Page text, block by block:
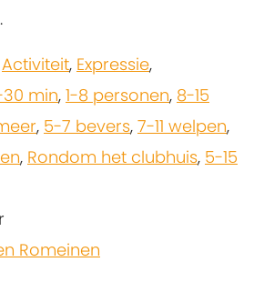
Activiteit, Expressie,
30 min, 1-8 personen, 8-15
, 5-7 bevers, 7-11 welpen,
, Rondom het clubhuis, 5-15
Romeinen